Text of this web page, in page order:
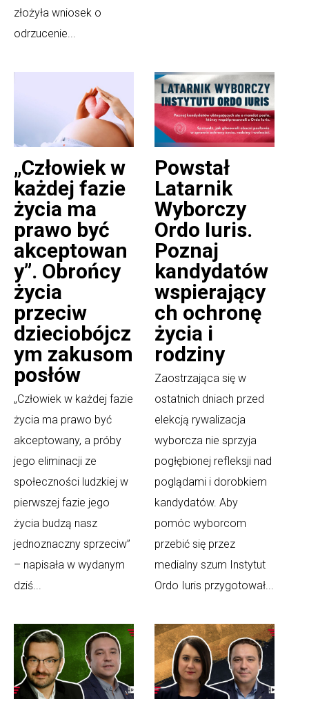
złożyła wniosek o
odrzucenie...
„Człowiek w
każdej fazie
życia ma
prawo być
akceptowan
y”. Obrońcy
życia
przeciw
dzieciobójcz
ym zakusom
posłów
„Człowiek w każdej fazie
życia ma prawo być
akceptowany, a próby
jego eliminacji ze
społeczności ludzkiej w
pierwszej fazie jego
życia budzą nasz
jednoznaczny sprzeciw”
– napisała w wydanym
dziś...
Powstał
Latarnik
Wyborczy
Ordo Iuris.
Poznaj
kandydatów
wspierający
ch ochronę
życia i
rodziny
Zaostrzająca się w
ostatnich dniach przed
elekcją rywalizacja
wyborcza nie sprzyja
pogłębionej refleksji nad
poglądami i dorobkiem
kandydatów. Aby
pomóc wyborcom
przebić się przez
medialny szum Instytut
Ordo Iuris przygotował...